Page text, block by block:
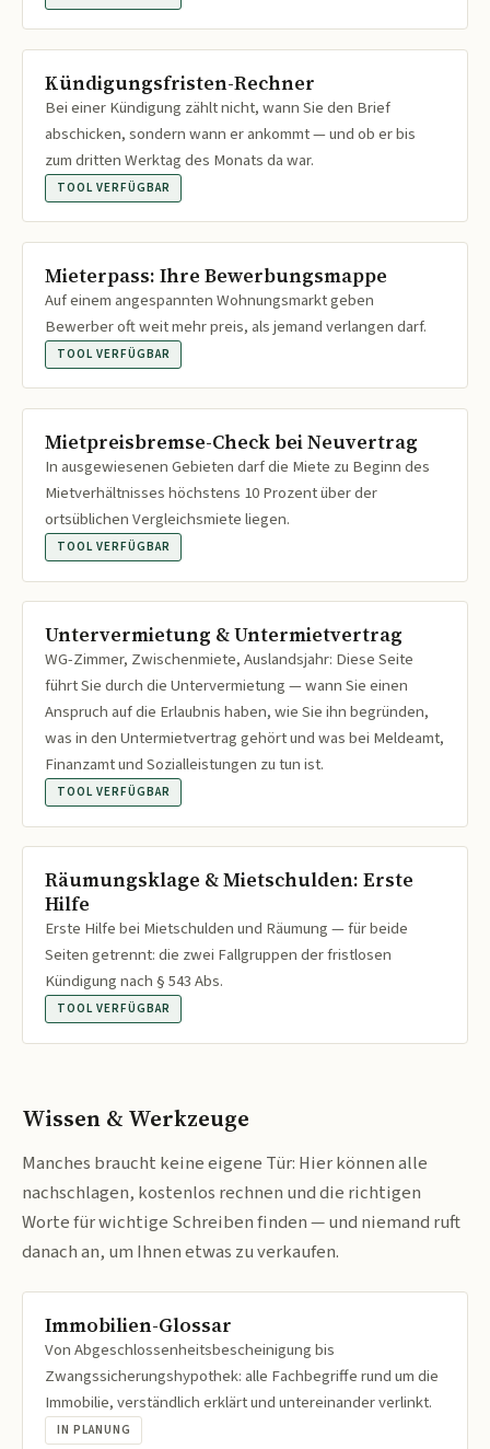
Kündigungsfristen-Rechner
Bei einer Kündigung zählt nicht, wann Sie den Brief
abschicken, sondern wann er ankommt — und ob er bis
zum dritten Werktag des Monats da war.
TOOL VERFÜGBAR
Mieterpass: Ihre Bewerbungsmappe
Auf einem angespannten Wohnungsmarkt geben
Bewerber oft weit mehr preis, als jemand verlangen darf.
TOOL VERFÜGBAR
Mietpreisbremse-Check bei Neuvertrag
In ausgewiesenen Gebieten darf die Miete zu Beginn des
Mietverhältnisses höchstens 10 Prozent über der
ortsüblichen Vergleichsmiete liegen.
TOOL VERFÜGBAR
Untervermietung & Untermietvertrag
WG-Zimmer, Zwischenmiete, Auslandsjahr: Diese Seite
führt Sie durch die Untervermietung — wann Sie einen
Anspruch auf die Erlaubnis haben, wie Sie ihn begründen,
was in den Untermietvertrag gehört und was bei Meldeamt,
Finanzamt und Sozialleistungen zu tun ist.
TOOL VERFÜGBAR
Räumungsklage & Mietschulden: Erste
Hilfe
Erste Hilfe bei Mietschulden und Räumung — für beide
Seiten getrennt: die zwei Fallgruppen der fristlosen
Kündigung nach § 543 Abs.
TOOL VERFÜGBAR
Wissen & Werkzeuge
Manches braucht keine eigene Tür: Hier können alle
nachschlagen, kostenlos rechnen und die richtigen
Worte für wichtige Schreiben finden — und niemand ruft
danach an, um Ihnen etwas zu verkaufen.
Immobilien-Glossar
Von Abgeschlossenheitsbescheinigung bis
Zwangssicherungshypothek: alle Fachbegriffe rund um die
Immobilie, verständlich erklärt und untereinander verlinkt.
IN PLANUNG